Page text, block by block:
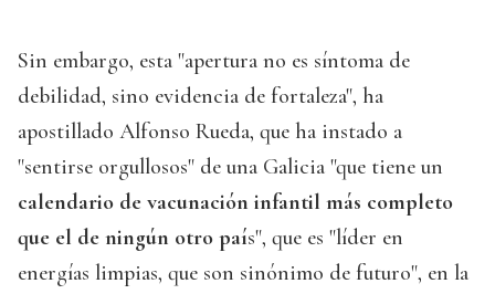
Sin embargo, esta "apertura no es síntoma de
debilidad, sino evidencia de fortaleza", ha
apostillado Alfonso Rueda, que ha instado a
"sentirse orgullosos" de una Galicia "que tiene un
calendario de vacunación infantil más completo
que el de ningún otro país", que es "líder en
energías limpias, que son sinónimo de futuro", en la